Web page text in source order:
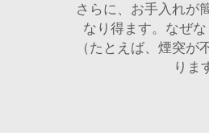
さらに、お手入れが
なり得ます。なぜ
（たとえば、煙突
りま